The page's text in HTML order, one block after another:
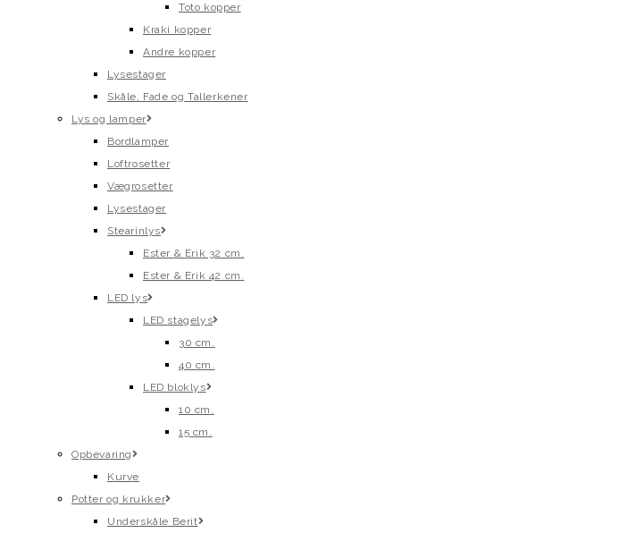
Toto kopper
Kraki kopper
Andre kopper
Lysestager
Skåle, Fade og Tallerkener
Lys og lamper
Bordlamper
Loftrosetter
Vægrosetter
Lysestager
Stearinlys
Ester & Erik 32 cm.
Ester & Erik 42 cm.
LED lys
LED stagelys
30 cm.
40 cm.
LED bloklys
10 cm.
15 cm.
Opbevaring
Kurve
Potter og krukker
Underskåle Berit